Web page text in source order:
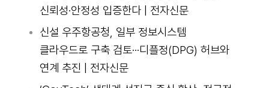
신뢰성·안정성 입증한다 | 전자신문
신설 우주항공청, 일부 정보시스템
클라우드로 구축 검토···디플정(DPG) 허브와
연계 추진 | 전자신문